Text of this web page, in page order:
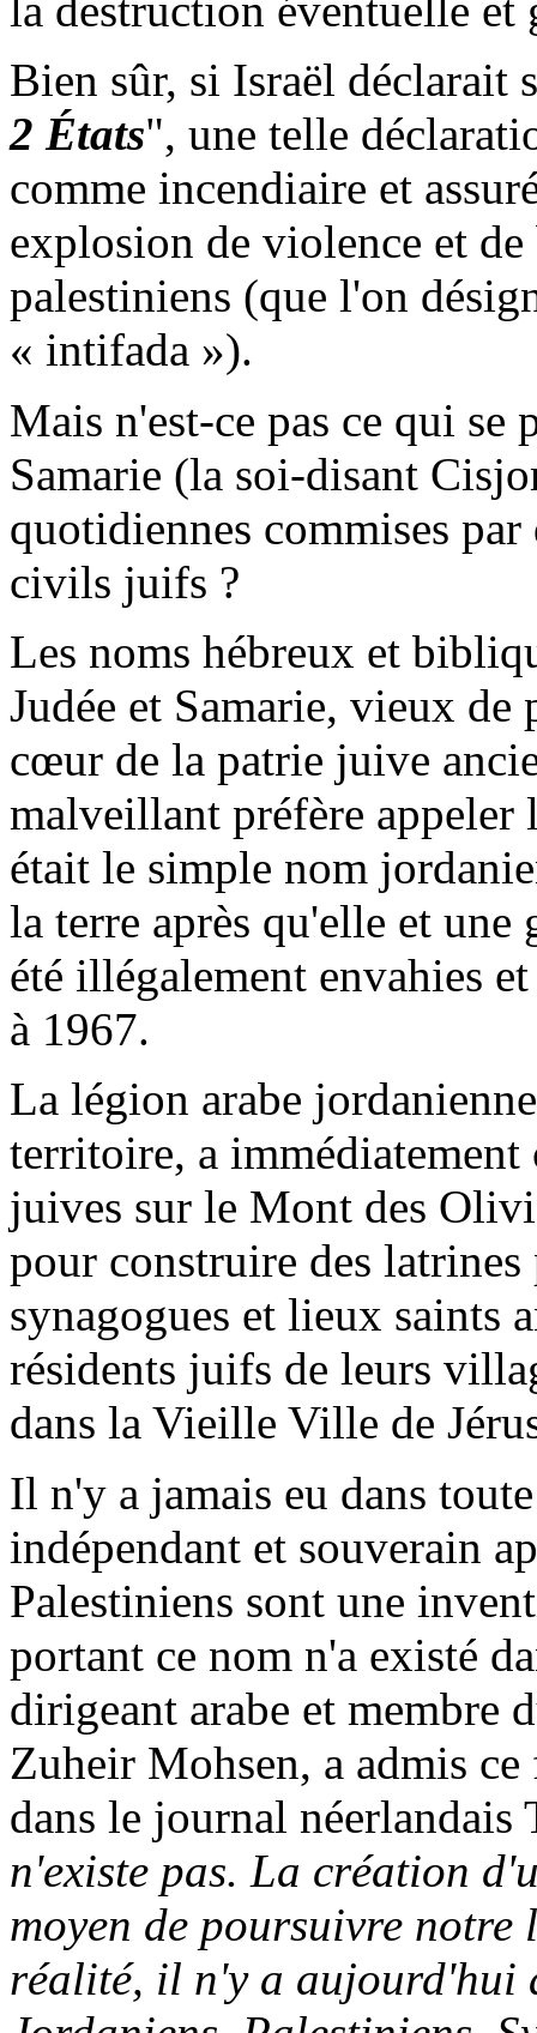
Bien sûr, si Israël déclarait
2 États", une telle
comme incendiaire et
explosion de violence et
palestiniens (que l'on
« intifada »).
Mais n'est-ce pas ce qui se
Samarie (la soi-disant
quotidiennes commises
civils juifs ?
Les noms hébreux et
Judée et Samarie, vieux de
cœur de la patrie juive
malveillant préfère
était le simple nom
la terre après qu'elle et une
été illégalement envahies
à 1967.
La légion arabe
territoire, a immédiatement
juives sur le Mont des
pour construire des
synagogues et lieux saints
résidents juifs de leurs
dans la Vieille Ville de
Il n'y a jamais eu dans
indépendant et souverain
Palestiniens sont une
portant ce nom n'a existé
dirigeant arabe et membre
Zuheir Mohsen, a admis
dans le journal néerlandais
n'existe pas. La création
moyen de poursuivre
réalité, il n'y a aujourd'hui